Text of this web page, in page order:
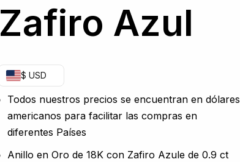
Zafiro Azul
$ USD
Todos nuestros precios se encuentran en dólares
americanos para facilitar las compras en
diferentes Países
Anillo en Oro de 18K con Zafiro Azule de 0.9 ct